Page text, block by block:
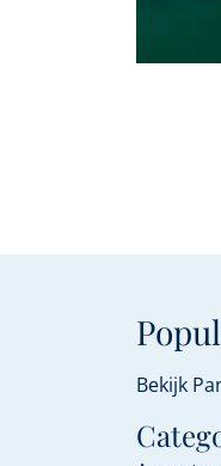
Bekijk